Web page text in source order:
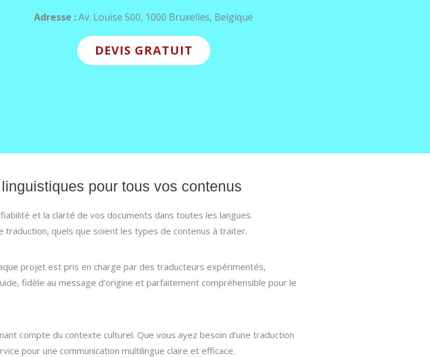
Adresse :Av. Louise 500, 1000 Bruxelles, Belgique
DEVIS GRATUIT
pour tous vos contenus
et la clarté de vos documents dans toutes les langues.
quels que soient les types de contenus à traiter.
projet est pris en charge par des traducteurs expérimentés,
fidèle au message d’origine et parfaitement compréhensible pour le
compte du contexte culturel. Que vous ayez besoin d’une traduction
pour une communication multilingue claire et efficace.